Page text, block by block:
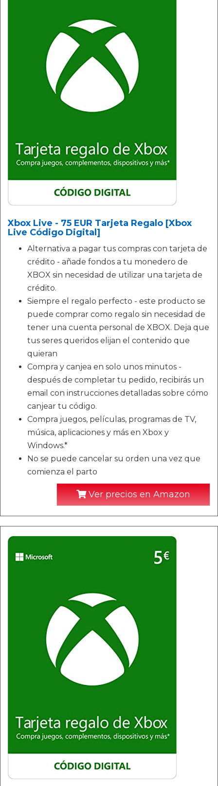
Xbox Live - 75 EUR Tarjeta Regalo [Xbox
Live Código Digital]
Alternativa a pagar tus compras con tarjeta de
crédito - añade fondos a tu monedero de
XBOX sin necesidad de utilizar una tarjeta de
crédito.
Siempre el regalo perfecto - este producto se
puede comprar como regalo sin necesidad de
tener una cuenta personal de XBOX. Deja que
tus seres queridos elijan el contenido que
quieran
Compra y canjea en solo unos minutos -
después de completar tu pedido, recibirás un
email con instrucciones detalladas sobre cómo
canjear tu código.
Compra juegos, películas, programas de TV,
música, aplicaciones y más en Xbox y
Windows.*
No se puede cancelar su orden una vez que
comienza el parto
Ver precios en Amazon